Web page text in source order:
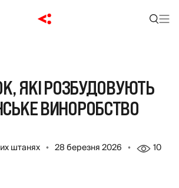
ЯКІ РОЗБУДОВУЮТЬ
ВИНОРОБСТВО
штанях 28 березня 2026 10